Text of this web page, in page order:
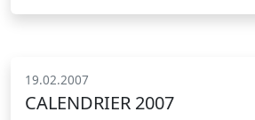
19.02.2007
CALENDRIER 2007